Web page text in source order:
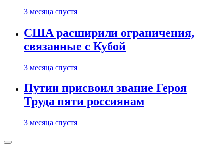
3 месяца спустя
США расширили ограничения,
связанные с Кубой
3 месяца спустя
Путин присвоил звание Героя
Труда пяти россиянам
3 месяца спустя